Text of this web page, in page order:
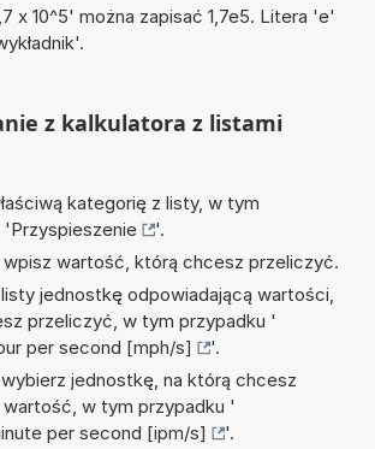
x 10^5' można zapisać 1,7e5. Litera 'e'
z kalkulatora z listami
kategorię z listy, w tym
'Przyspieszenie
'.
wpisz wartość, którą chcesz przeliczyć.
jednostkę odpowiadającą wartości,
przeliczyć, w tym przypadku '
per second [mph/s]
'.
jednostkę, na którą chcesz
w tym przypadku '
per second [ipm/s]
'.